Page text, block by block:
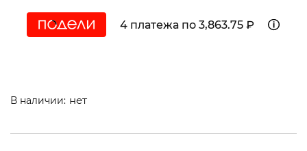
4 платежа по 3,863.75 ₽
В наличии: нет